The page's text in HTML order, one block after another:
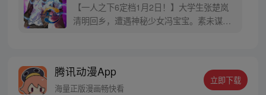
【一人之下6定档1月2日！】大学生张楚岚
清明回乡，遭遇神秘少女冯宝宝。素未谋面
密，张楚岚的生活被彻底颠覆，与冯宝宝一
同踏上“异人”之旅。
腾讯动漫App
海量正版漫画畅快看
立即下载